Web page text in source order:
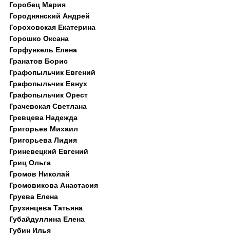
Горобец Мария
Городнянский Андрей
Гороховская Екатерина
Горошко Оксана
Горфункель Елена
Гранатов Борис
Графопыльчик Евгений
Графопыльчик Евнух
Графопыльчик Орест
Грачевская Светлана
Гревцева Надежда
Григорьев Михаил
Григорьева Лидия
Гриневецкий Евгений
Гриц Ольга
Громов Николай
Громовикова Анастасия
Груева Елена
Грузинцева Татьяна
Губайдуллина Елена
Губин Илья